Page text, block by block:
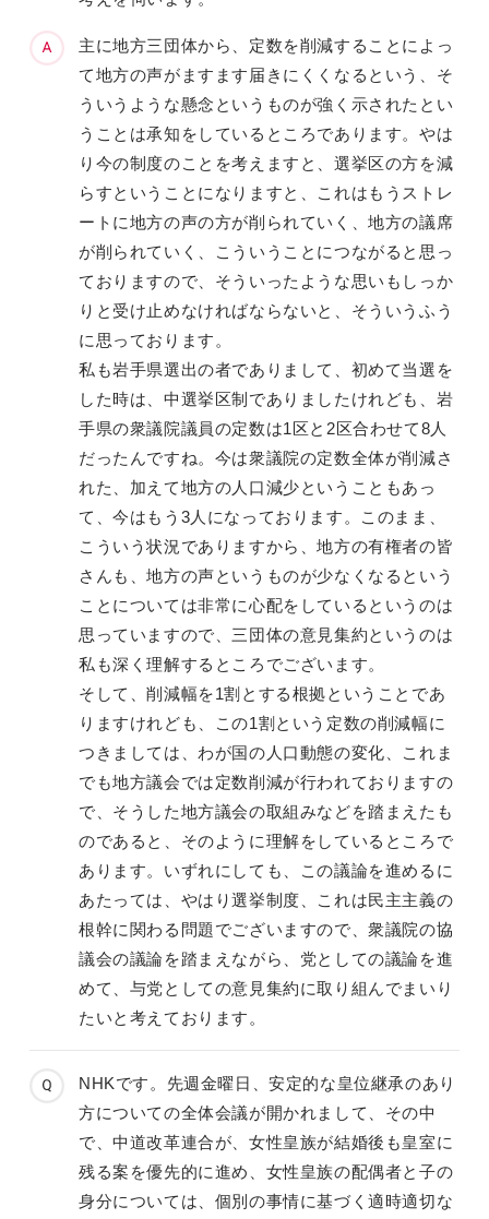
主に地方三団体から、定数を削減することによっ
て地方の声がますます届きにくくなるという、そ
ういうような懸念というものが強く示されたとい
うことは承知をしているところであります。やは
り今の制度のことを考えますと、選挙区の方を減
らすということになりますと、これはもうストレ
ートに地方の声の方が削られていく、地方の議席
が削られていく、こういうことにつながると思っ
ておりますので、そういったような思いもしっか
りと受け止めなければならないと、そういうふう
に思っております。
私も岩手県選出の者でありまして、初めて当選を
した時は、中選挙区制でありましたけれども、岩
手県の衆議院議員の定数は1区と2区合わせて8人
だったんですね。今は衆議院の定数全体が削減さ
れた、加えて地方の人口減少ということもあっ
て、今はもう3人になっております。このまま、
こういう状況でありますから、地方の有権者の皆
さんも、地方の声というものが少なくなるという
ことについては非常に心配をしているというのは
思っていますので、三団体の意見集約というのは
私も深く理解するところでございます。
そして、削減幅を1割とする根拠ということであ
りますけれども、この1割という定数の削減幅に
つきましては、わが国の人口動態の変化、これま
でも地方議会では定数削減が行われておりますの
で、そうした地方議会の取組みなどを踏まえたも
のであると、そのように理解をしているところで
あります。いずれにしても、この議論を進めるに
あたっては、やはり選挙制度、これは民主主義の
根幹に関わる問題でございますので、衆議院の協
議会の議論を踏まえながら、党としての議論を進
めて、与党としての意見集約に取り組んでまいり
たいと考えております。
NHKです。先週金曜日、安定的な皇位継承のあり
方についての全体会議が開かれまして、その中
で、中道改革連合が、女性皇族が結婚後も皇室に
残る案を優先的に進め、女性皇族の配偶者と子の
身分については、個別の事情に基づく適時適切な